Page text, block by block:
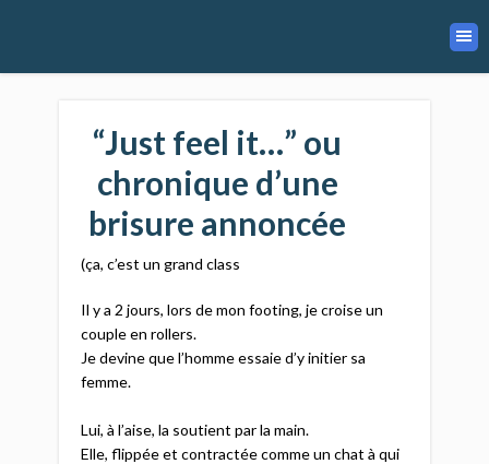
“Just feel it…” ou
chronique d’une
brisure annoncée
(ça, c’est un grand class
Il y a 2 jours, lors de mon footing, je croise un
couple en rollers.
Je devine que l’homme essaie d’y initier sa
femme.
Lui, à l’aise, la soutient par la main.
Elle, flippée et contractée comme un chat à qui